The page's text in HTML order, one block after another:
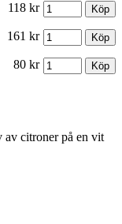
118 kr
161 kr
80 kr
av citroner på en vit